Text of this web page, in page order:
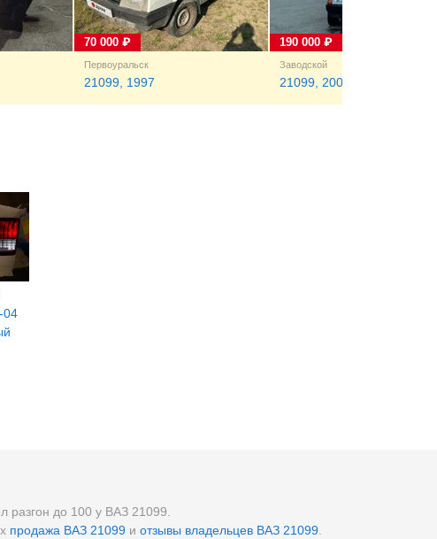
Первоуральск
21099, 1997
70 000 ₽
Заводской
21099, 2003
190 000 ₽
04
разгон до 100 у ВАЗ 21099.
продажа ВАЗ 21099 и отзывы владельцев ВАЗ 21099.